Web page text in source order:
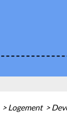
> Logement >